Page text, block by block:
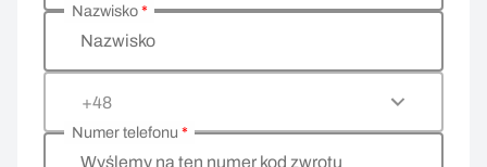
Nazwisko
Nazwisko*
+48
Wyślemy na ten numer kod zwrotu
Numer telefonu *